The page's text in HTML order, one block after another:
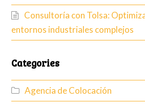
Consultoría con Tolsa:
entornos industriales complejos
Categories
Agencia de Colocación